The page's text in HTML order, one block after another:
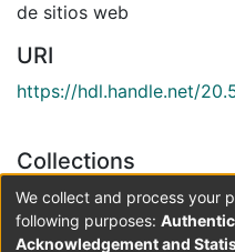
de sitios web
URI
https://hdl.handle.net/
Collections
Sistemas de
We collect and process your
following purposes:
Acknowledgement and